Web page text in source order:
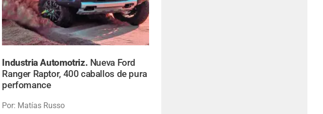
Industria Automotriz. Nueva Ford
Ranger Raptor, 400 caballos de pura
perfomance
Por: Matías Russo